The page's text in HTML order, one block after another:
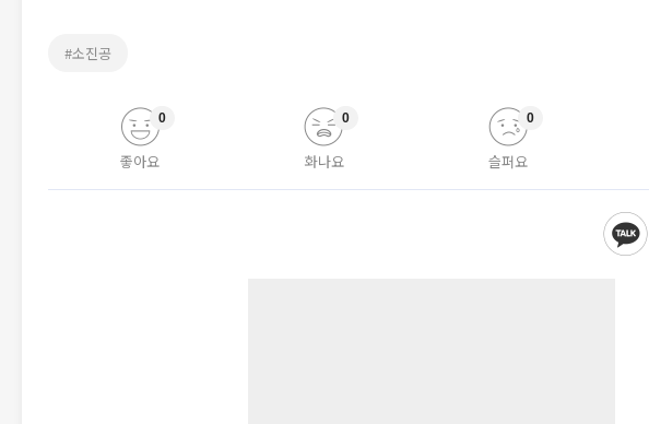
#소진공
좋아요
0
화나요
0
슬퍼요
0